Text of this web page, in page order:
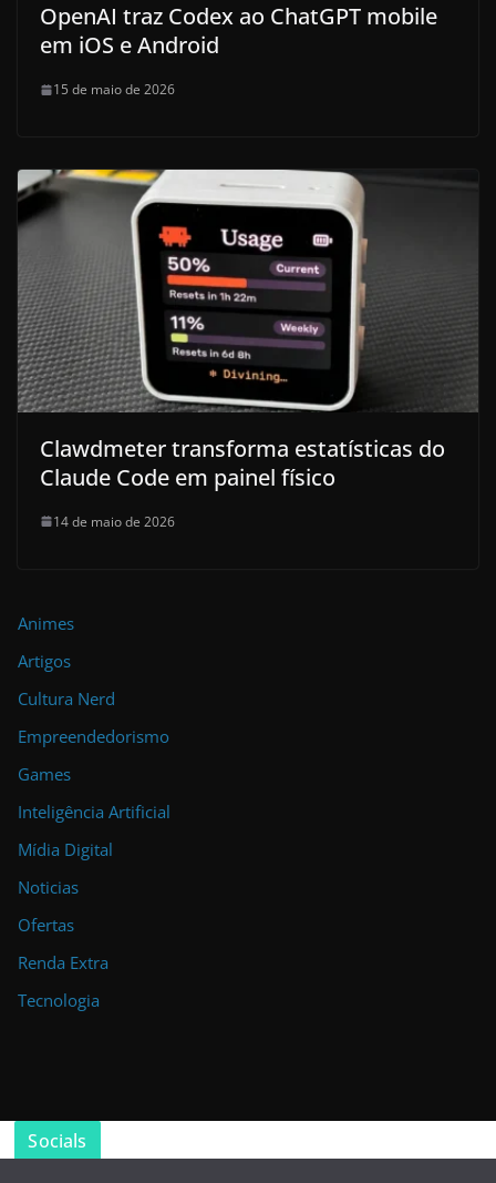
OpenAI traz Codex ao ChatGPT mobile
em iOS e Android
15 de maio de 2026
Clawdmeter transforma estatísticas do
Claude Code em painel físico
14 de maio de 2026
Animes
Artigos
Cultura Nerd
Empreendedorismo
Games
Inteligência Artificial
Mídia Digital
Noticias
Ofertas
Renda Extra
Tecnologia
Socials